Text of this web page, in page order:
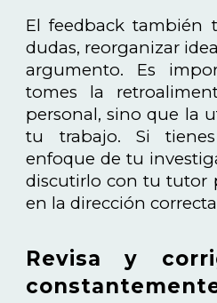
El feedback también
dudas, reorganizar
argumento. Es
tomes la
personal, sino que la
tu trabajo. Si
enfoque de tu
discutirlo con tu tutor
en la dirección
Revisa y